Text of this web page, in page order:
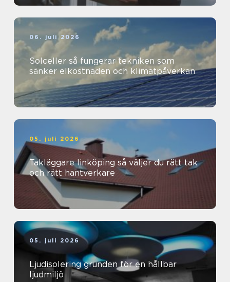
06. juli 2026
Solceller så fungerar tekniken som
sänker elkostnaden och klimatpåverkan
05. juli 2026
Takläggare linköping så väljer du rätt tak
och rätt hantverkare
05. juli 2026
Ljudisolering grunden för en hållbar
ljudmiljö